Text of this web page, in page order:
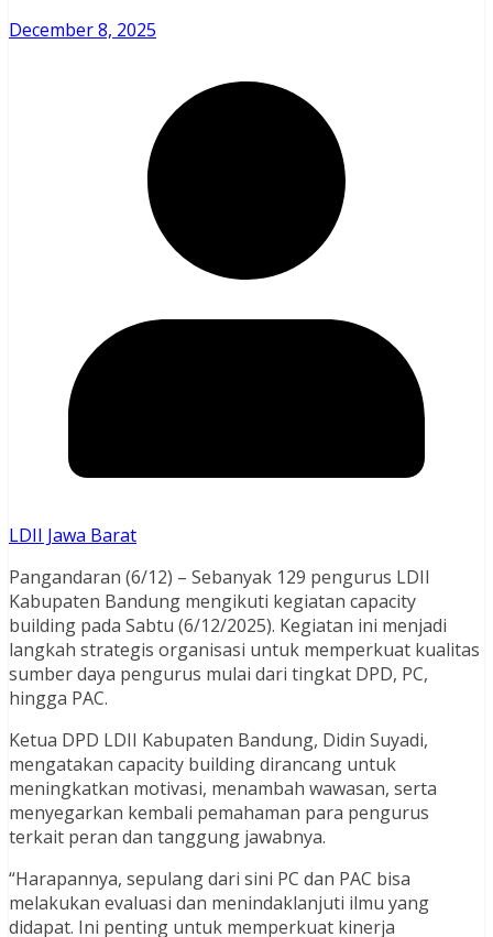
December 8, 2025
LDII Jawa Barat
Pangandaran (6/12) – Sebanyak 129 pengurus LDII
Kabupaten Bandung mengikuti kegiatan capacity
building pada Sabtu (6/12/2025). Kegiatan ini menjadi
langkah strategis organisasi untuk memperkuat kualitas
sumber daya pengurus mulai dari tingkat DPD, PC,
hingga PAC.
Ketua DPD LDII Kabupaten Bandung, Didin Suyadi,
mengatakan capacity building dirancang untuk
meningkatkan motivasi, menambah wawasan, serta
menyegarkan kembali pemahaman para pengurus
terkait peran dan tanggung jawabnya.
“Harapannya, sepulang dari sini PC dan PAC bisa
melakukan evaluasi dan menindaklanjuti ilmu yang
didapat. Ini penting untuk memperkuat kinerja